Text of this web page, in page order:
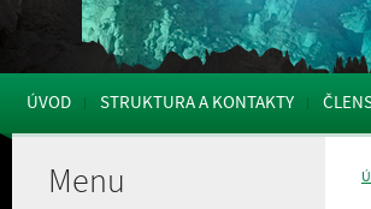
ÚVOD STRUKTURA A KONTAKTY
Menu